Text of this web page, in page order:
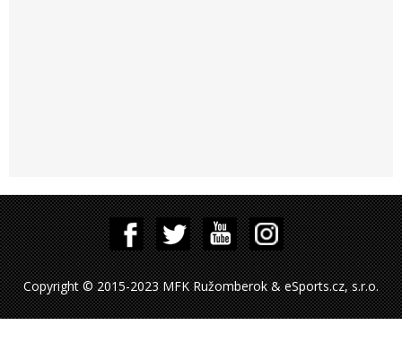
Copyright © 2015-2023 MFK Ružomberok & eSports.cz, s.r.o.